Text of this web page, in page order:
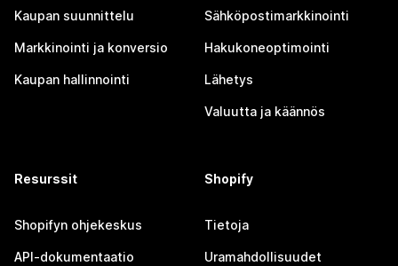
Kaupan suunnittelu
Markkinointi ja konversio
Kaupan hallinnointi
Sähköpostimarkkinointi
Hakukoneoptimointi
Lähetys
Valuutta ja käännös
Resurssit
Shopifyn ohjekeskus
API-dokumentaatio
Shopify
Tietoja
Uramahdollisuudet